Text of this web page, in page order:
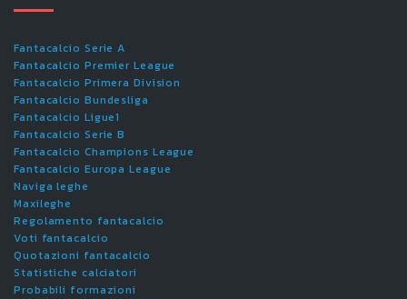
Fantacalcio Serie A
Fantacalcio Premier League
Fantacalcio Primera Division
Fantacalcio Bundesliga
Fantacalcio Ligue1
Fantacalcio Serie B
Fantacalcio Champions League
Fantacalcio Europa League
Naviga leghe
Maxileghe
Regolamento fantacalcio
Voti fantacalcio
Quotazioni fantacalcio
Statistiche calciatori
Probabili formazioni